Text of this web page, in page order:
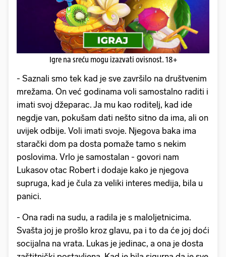
Igre na sreću mogu izazvati ovisnost. 18+
- Saznali smo tek kad je sve završilo na društvenim
mrežama. On već godinama voli samostalno raditi i
imati svoj džeparac. Ja mu kao roditelj, kad ide
negdje van, pokušam dati nešto sitno da ima, ali on
uvijek odbije. Voli imati svoje. Njegova baka ima
starački dom pa dosta pomaže tamo s nekim
poslovima. Vrlo je samostalan - govori nam
Lukasov otac Robert i dodaje kako je njegova
supruga, kad je čula za veliki interes medija, bila u
panici.
- Ona radi na sudu, a radila je s maloljetnicima.
Svašta joj je prošlo kroz glavu, pa i to da će joj doći
socijalna na vrata. Lukas je jedinac, a ona je dosta